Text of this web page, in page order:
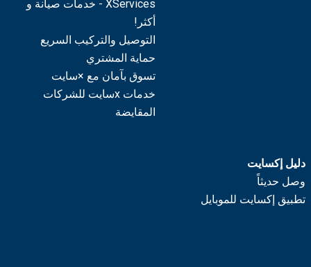
XServices - خدمات صيانة و
أكثر!
التوصيل والتركيب السريع
حماية المشتري
تسوق بآمان مع ×سايت
خدمات xسايت للشركات
المقايضة
دليل إكسايت
وصل حديثاً
تطبيق إكسايت للموبايل